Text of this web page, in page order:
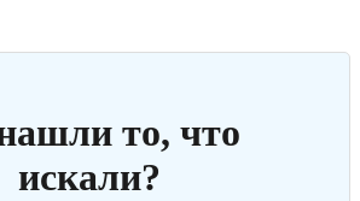
то, что
искали?